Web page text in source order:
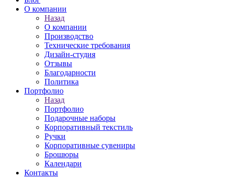
О компании
Назад
О компании
Производство
Технические требования
Дизайн-студия
Отзывы
Благодарности
Политика
Портфолио
Назад
Портфолио
Подарочные наборы
Корпоративный текстиль
Ручки
Корпоративные сувениры
Брошюры
Календари
Контакты